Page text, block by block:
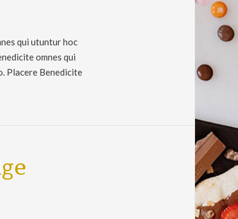
qui utuntur hoc
omnes qui
Placere Benedicite